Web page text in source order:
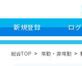
新規登録 ロ
総合TOP 常勤・非常勤